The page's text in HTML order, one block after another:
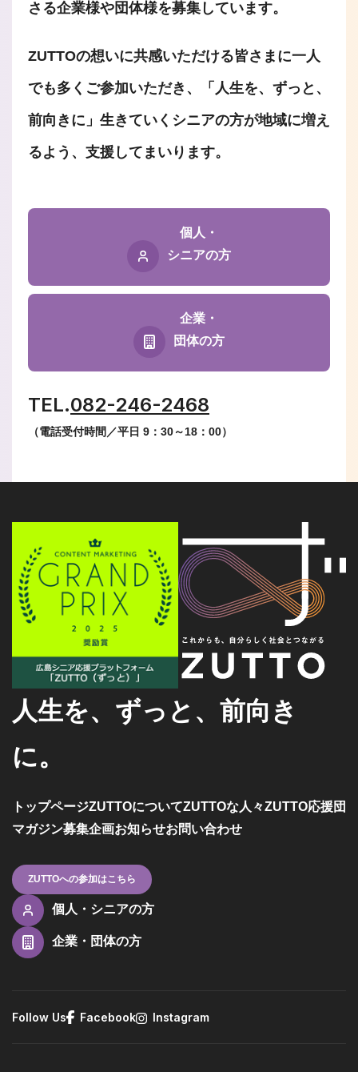
さる企業様や団体様を募集しています。
ZUTTOの想いに共感いただける皆さまに一人
でも多くご参加いただき、「人生を、ずっと、
前向きに」生きていくシニアの方が地域に増え
るよう、支援してまいります。
個人・
シニアの方
企業・
団体の方
TEL.082-246-2468
（電話受付時間／平日 9：30～18：00）
人生を、ずっと、前向き
に。
トップページZUTTOについてZUTTOな人々ZUTTO応援団
マガジン募集企画お知らせお問い合わせ
ZUTTOへの参加はこちら
個人・シニアの方
企業・団体の方
Follow Us Facebook Instagram